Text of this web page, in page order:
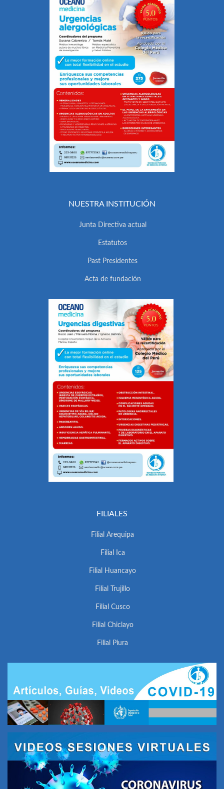
NUESTRA INSTITUCIÓN
Junta Directiva actual
Estatutos
Past Presidentes
Acta de fundación
FILIALES
Filial Arequipa
Filial Ica
Filial Huancayo
Filial Trujillo
Filial Cusco
Filial Chiclayo
Filial Piura